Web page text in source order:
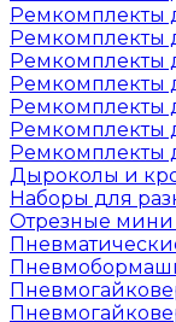
Ремкомплекты
Ремкомплекты
Ремкомплекты
Ремкомплекты
Ремкомплекты
Ремкомплекты
Ремкомплекты
Дыроколы и
Наборы для
Отрезные